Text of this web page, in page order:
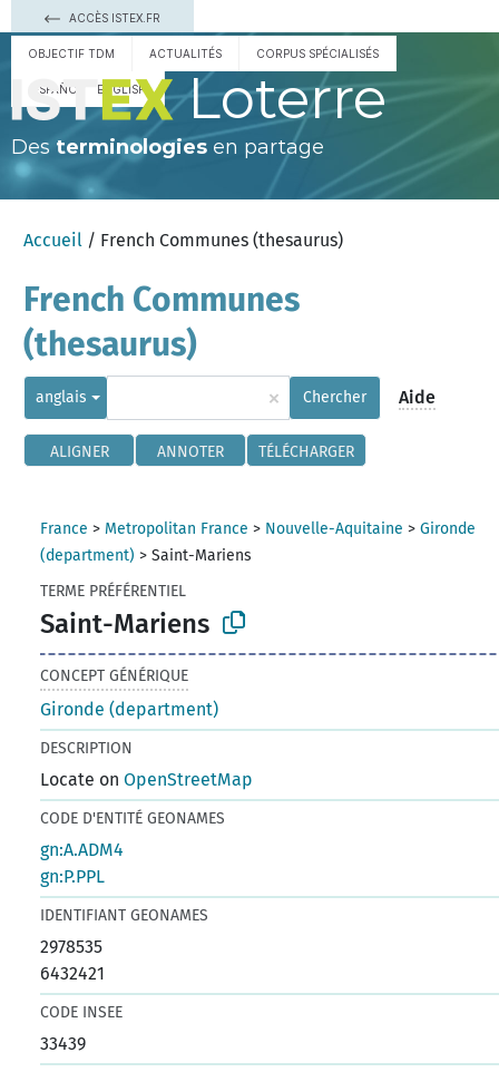
ACCÈS ISTEX.FR
OBJECTIF TDM ACTUALITÉS CORPUS SPÉCIALISÉS
ESPAÑOL ENGLISH Loterre
Des terminologies en partage
Accueil / French Communes (thesaurus)
French Communes
(thesaurus)
anglais × Chercher Aide
ALIGNER ANNOTER TÉLÉCHARGER
France > Metropolitan France > Nouvelle-Aquitaine >Gironde
(department) >Saint-Mariens
TERME PRÉFÉRENTIEL
Saint-Mariens
CONCEPT GÉNÉRIQUE
Gironde (department)
DESCRIPTION
Locate onOpenStreetMap
CODE D'ENTITÉ GEONAMES
gn:A.ADM4
gn:P.PPL
IDENTIFIANT GEONAMES
2978535
6432421
CODE INSEE
33439